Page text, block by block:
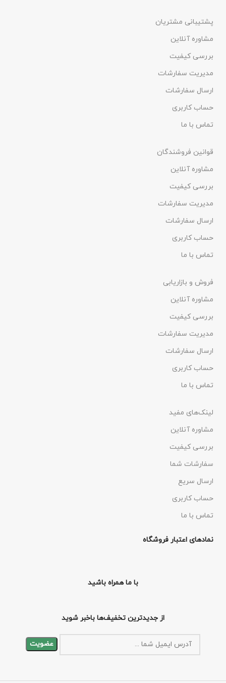
پشتیبانی مشتریان
مشاوره آنلاین
بررسی کیفیت
مدیریت سفارشات
ارسال سفارشات
حساب کاربری
تماس با ما
قوانین فروشندگان
مشاوره آنلاین
بررسی کیفیت
مدیریت سفارشات
ارسال سفارشات
حساب کاربری
تماس با ما
فروش و بازاریابی
مشاوره آنلاین
بررسی کیفیت
مدیریت سفارشات
ارسال سفارشات
حساب کاربری
تماس با ما
لینک‌های مفید
مشاوره آنلاین
بررسی کیفیت
سفارشات شما
ارسال سریع
حساب کاربری
تماس با ما
نمادهای اعتبار فروشگاه
با ما همراه باشید
از جدیدترین تخفیف‌ها باخبر شوید